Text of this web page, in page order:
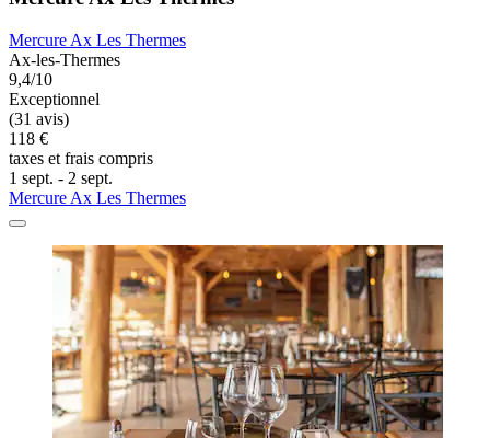
Mercure Ax Les Thermes
Ax-les-Thermes
9,4/10
Exceptionnel
(31 avis)
118 €
taxes et frais compris
1 sept. - 2 sept.
Mercure Ax Les Thermes